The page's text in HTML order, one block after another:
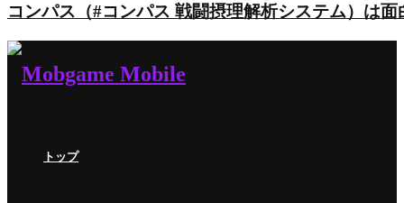
コンパス（#コンパス 戦闘摂理解析システム）は
トップ